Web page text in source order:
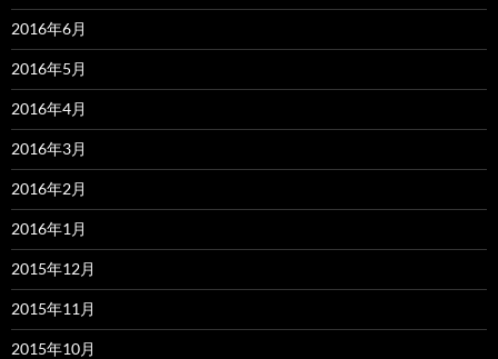
2016年6月
2016年5月
2016年4月
2016年3月
2016年2月
2016年1月
2015年12月
2015年11月
2015年10月